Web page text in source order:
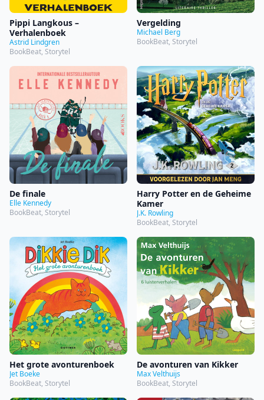
Pippi Langkous –
Verhalenboek
Astrid Lindgren
BookBeat, Storytel
Vergelding
Michael Berg
BookBeat, Storytel
De finale
Elle Kennedy
BookBeat, Storytel
Harry Potter en de Geheime
Kamer
J.K. Rowling
BookBeat, Storytel
Het grote avonturenboek
Jet Boeke
BookBeat, Storytel
De avonturen van Kikker
Max Velthuijs
BookBeat, Storytel